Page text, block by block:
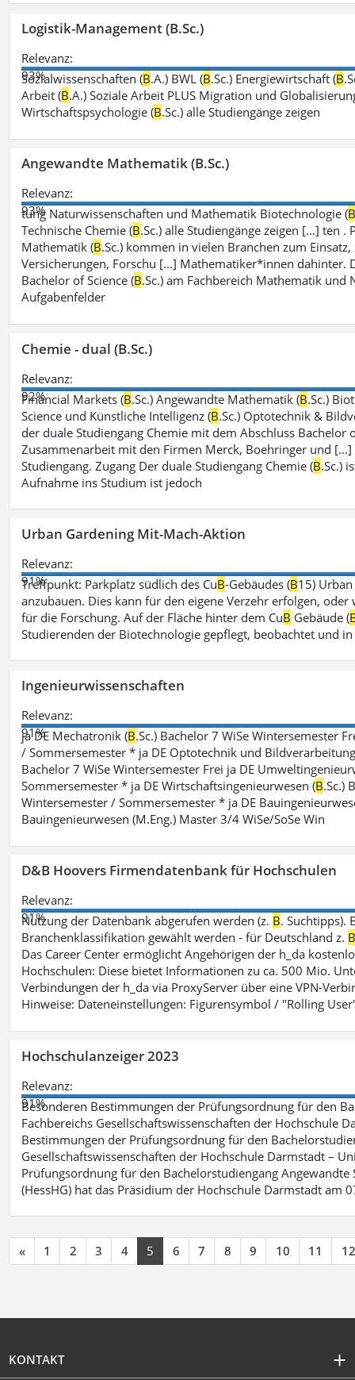
Logistik-Management (B.Sc.)
Relevanz:
93%
Sozialwissenschaften (B.A.) BWL (B.Sc.) Energiewirtschaft (B
Arbeit (B.A.) Soziale Arbeit PLUS Migration und
Wirtschaftspsychologie (B.Sc.) alle Studiengänge zeigen
Angewandte Mathematik (B.Sc.)
Relevanz:
93%
tung Naturwissenschaften und Mathematik Biotechnologie (
Technische Chemie (B.Sc.) alle Studiengänge zeigen [...] ten
Mathematik (B.Sc.) kommen in vielen Branchen zum Einsatz,
Versicherungen, Forschu [...] Mathematiker*innen
Bachelor of Science (B.Sc.) am Fachbereich Mathematik
Aufgabenfelder
Chemie - dual (B.Sc.)
Relevanz:
92%
Financial Markets (B.Sc.) Angewandte Mathematik (B.Sc.)
Science und Künstliche Intelligenz (B.Sc.) Optotechnik &
der duale Studiengang Chemie mit dem Abschluss Bachelor
Zusammenarbeit mit den Firmen Merck, Boehringer und
Studiengang. Zugang Der duale Studiengang Chemie (B.Sc.)
Aufnahme ins Studium ist jedoch
Urban Gardening Mit-Mach-Aktion
Relevanz:
91%
Treffpunkt: Parkplatz südlich des CuB-Gebäudes (B15)
anzubauen. Dies kann für den eigene Verzehr erfolgen,
für die Forschung. Auf der Fläche hinter dem CuB Gebäude (
Studierenden der Biotechnologie gepflegt, beobachtet und
Ingenieurwissenschaften
Relevanz:
91%
ja DE Mechatronik (B.Sc.) Bachelor 7 WiSe Wintersemester
/ Sommersemester * ja DE Optotechnik und
Bachelor 7 WiSe Wintersemester Frei ja DE
Sommersemester * ja DE Wirtschaftsingenieurwesen (B.Sc.)
Wintersemester / Sommersemester * ja DE
Bauingenieurwesen (M.Eng.) Master 3/4 WiSe/SoSe Win
D&B Hoovers Firmendatenbank für Hochschulen
Relevanz:
91%
Nutzung der Datenbank abgerufen werden (z. B. Suchtipps).
Branchenklassifikation gewählt werden - für Deutschland z.
Das Career Center ermöglicht Angehörigen der h_da
Hochschulen: Diese bietet Informationen zu ca. 500 Mio.
Verbindungen der h_da via ProxyServer über eine VPN-
Hinweise: Dateneinstellungen: Figurensymbol / "Rolling
Hochschulanzeiger 2023
Relevanz:
91%
Besonderen Bestimmungen der Prüfungsordnung für den
Fachbereichs Gesellschaftswissenschaften der Hochschule
Bestimmungen der Prüfungsordnung für den
Gesellschaftswissenschaften der Hochschule Darmstadt –
Prüfungsordnung für den Bachelorstudiengang Angewandte
(HessHG) hat das Präsidium der Hochschule Darmstadt am
« 1 2 3 4 5 6 7 8 9 10 11 12
KONTAKT